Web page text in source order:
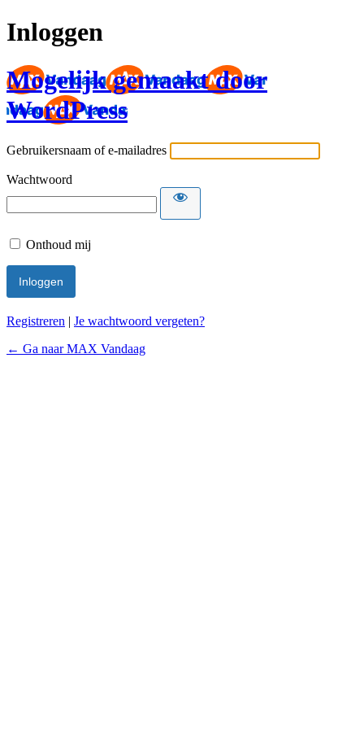
Inloggen
Mogelijk gemaakt door
WordPress
Gebruikersnaam of e-mailadres
Wachtwoord
Onthoud mij
Registreren | Je wachtwoord vergeten?
← Ga naar MAX Vandaag